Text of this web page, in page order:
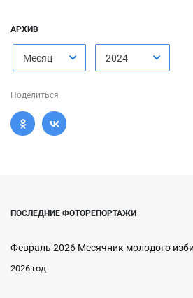
АРХИВ
Месяц 2024
Поделиться
ПОСЛЕДНИЕ ФОТОРЕПОРТАЖИ
Февраль 2026 Месячник молодого
2026 год